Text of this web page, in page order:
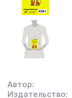
Автор:
Издательство: